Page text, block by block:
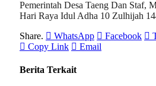
Pemerintah Desa Taeng Dan Staf,
Hari Raya Idul Adha 10 Zulhijah
Share.
WhatsApp Facebook
Copy Link
Email
Berita Terkait